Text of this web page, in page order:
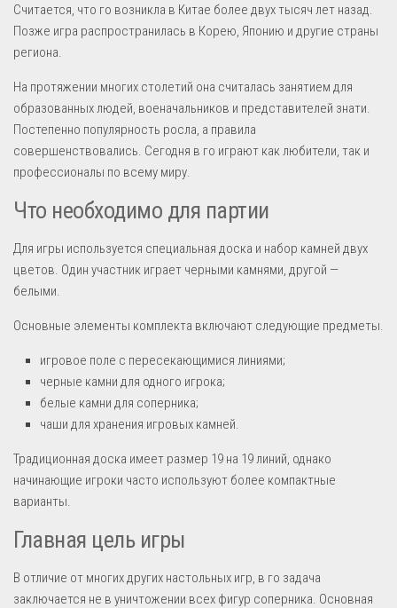
Считается, что го возникла в Китае более двух тысяч лет назад.
Позже игра распространилась в Корею, Японию и другие страны
региона.
На протяжении многих столетий она считалась занятием для
образованных людей, военачальников и представителей знати.
Постепенно популярность росла, а правила
совершенствовались. Сегодня в го играют как любители, так и
профессионалы по всему миру.
Что необходимо для партии
Для игры используется специальная доска и набор камней двух
цветов. Один участник играет черными камнями, другой —
белыми.
Основные элементы комплекта включают следующие предметы.
игровое поле с пересекающимися линиями;
черные камни для одного игрока;
белые камни для соперника;
чаши для хранения игровых камней.
Традиционная доска имеет размер 19 на 19 линий, однако
начинающие игроки часто используют более компактные
варианты.
Главная цель игры
В отличие от многих других настольных игр, в го задача
заключается не в уничтожении всех фигур соперника. Основная